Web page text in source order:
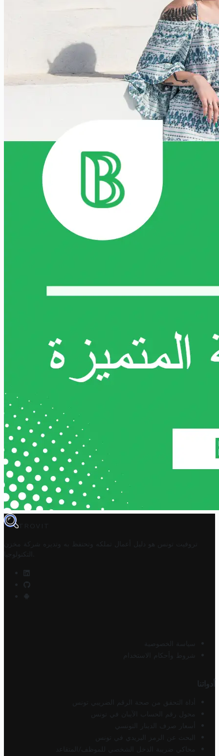
TROVIT
تروفيت تونس هو دليل أعمال تملكه وتحتفظ به وتديره
شركة مخزن
التكنولوجيا
سياسة الخصوصية
شروط وأحكام الاستخدام
أدواتنا
أداة التحقق من صحة الرقم الضريبي تونس
محول رقم الحساب الآيبان في تونس
أسعار صرف الدينار التونسي
البحث عن الرمز البريدي في تونس
محاكي ضريبة الدخل الشخصي للموظف/المتقاعد